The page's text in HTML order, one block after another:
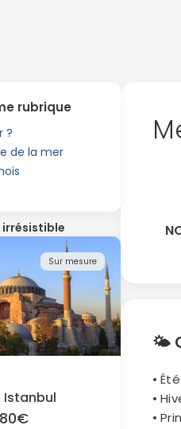
rubrique
?
de la mer
irrésistible
Istanbul
Sur mesure
🌤
•
•
•